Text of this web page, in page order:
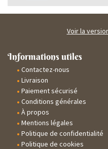
Voir la
Informations utiles
Contactez-nous
Livraison
Paiement sécurisé
Conditions générales
À propos
Mentions légales
Politique de confidentialité
Politique de cookies